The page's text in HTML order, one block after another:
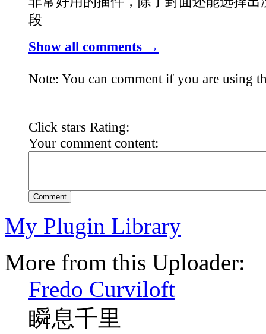
段
Show all comments →
Note: You can comment if you are using
Click stars Rating:
Your comment content:
Comment
My Plugin Library
More from this Uploader:
Fredo Curviloft
瞬息千里